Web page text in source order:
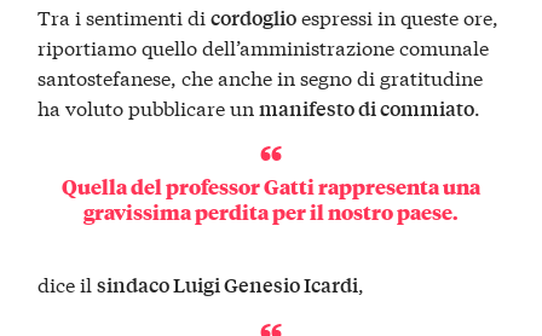
Tra i sentimenti dicordoglioespressi in queste ore,
riportiamo quello dell’amministrazione comunale
santostefanese, che anche in segno di gratitudine
ha voluto pubblicare unmanifesto di commiato
Quella del professor Gatti rappresenta una
gravissima perdita per il nostro paese.
dice ilsindaco Luigi Genesio Icardi,